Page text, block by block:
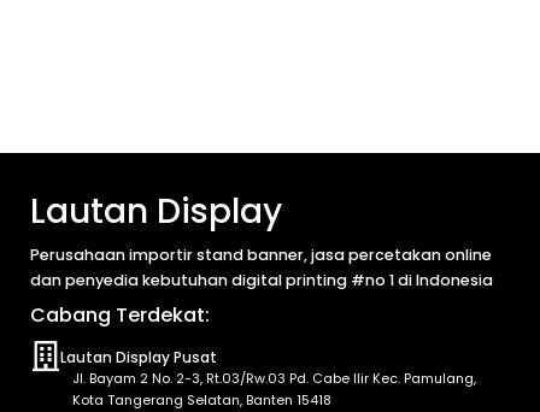
Lautan Display
Perusahaan importir stand banner, jasa percetakan online
dan penyedia kebutuhan digital printing #no 1 di Indonesia
Cabang Terdekat:
Lautan Display Pusat
Jl. Bayam 2 No. 2-3, Rt.03/Rw.03 Pd. Cabe Ilir Kec. Pamulang,
Kota Tangerang Selatan, Banten 15418